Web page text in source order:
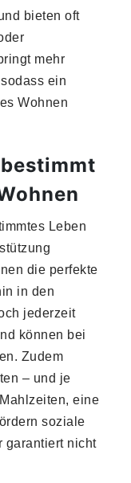
bieten oft
mehr
ein
Wohnen
Leben
die perfekte
in den
jederzeit
können bei
Zudem
– und je
eine
soziale
garantiert nicht